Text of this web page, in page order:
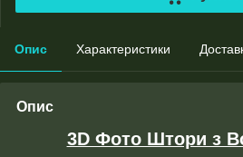
Опис Характеристики
Опис
3D Фото Штори з